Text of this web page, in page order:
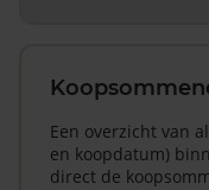
Een overzicht van
en koopdatum)
direct de